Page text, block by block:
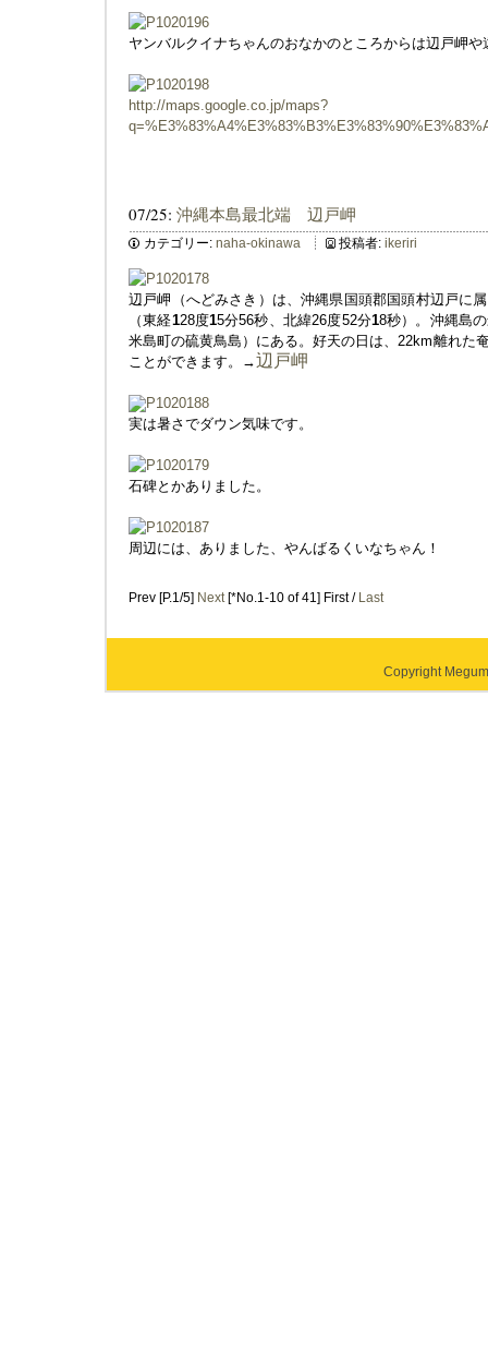
ヤンバルクイナちゃんのおなかのところからは辺戸岬
http://maps.google.co.jp/maps?
07/25: 沖縄本島最北端 辺戸岬
カテゴリー: naha-okinawa 投稿者: ikeriri
辺戸岬（へどみさき）は、沖縄県国頭郡国頭村辺戸に
（東経128度15分56秒、北緯26度52分18秒）。沖縄島
米島町の硫黄鳥島）にある。好天の日は、22km離れた
ことができます。→辺戸岬
実は暑さでダウン気味です。
石碑とかありました。
周辺には、ありました、やんばるくいなちゃん！
Prev [P.1/5] Next[*No.1-10 of 41] First / Last
Copyright